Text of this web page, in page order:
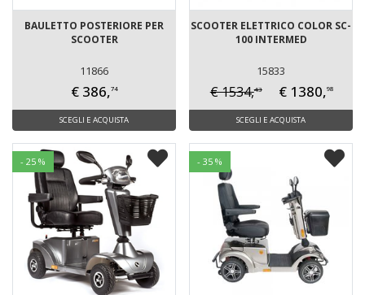
BAULETTO POSTERIORE PER
SCOOTER
11866
€ 386,74
SCEGLI E ACQUISTA
SCOOTER ELETTRICO COLOR SC-
100 INTERMED
15833
€ 1534,43 € 1380,98
SCEGLI E ACQUISTA
- 25 % - 35 %